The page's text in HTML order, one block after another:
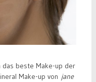
das beste Make-up der
Make-up von jane